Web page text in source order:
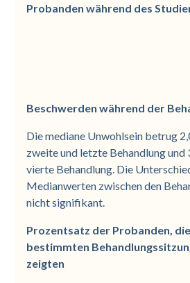
Probanden während des
Beschwerden während der
Die mediane Unwohlsein betrug
zweite und letzte Behandlung
vierte Behandlung. Die
Medianwerten zwischen den
nicht signifikant.
Prozentsatz der Probanden,
bestimmten
zeigten